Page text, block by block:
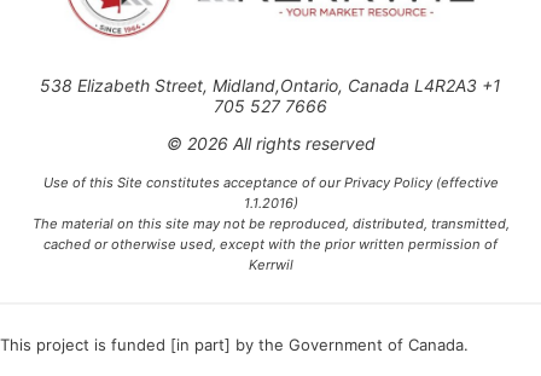
538 Elizabeth Street, Midland,Ontario, Canada L4R2A3 +1
705 527 7666
© 2026 All rights reserved
Use of this Site constitutes acceptance of our Privacy Policy (effective
1.1.2016)
The material on this site may not be reproduced, distributed, transmitted,
cached or otherwise used, except with the prior written permission of
Kerrwil
This project is funded [in part] by the Government of Canada.